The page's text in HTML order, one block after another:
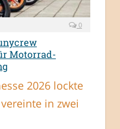
0
Motorrad-
2026 lockte
in zwei